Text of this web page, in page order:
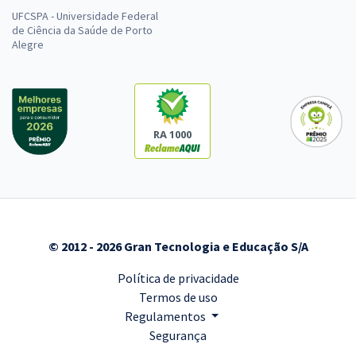
UFCSPA - Universidade Federal
de Ciência da Saúde de Porto
Alegre
RA 1000
© 2012 - 2026 Gran Tecnologia e Educação S/A
Política de privacidade
Termos de uso
Regulamentos
Segurança